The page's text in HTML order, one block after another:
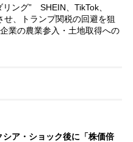
ング” SHEIN、TikTok、
、トランプ関税の回避を狙
業の農業参入・土地取得への
シア・ショック後に「株価倍